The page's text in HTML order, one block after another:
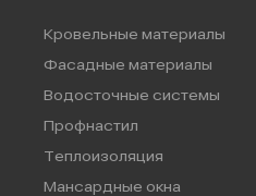
Кровельные материалы
Фасадные материалы
Водосточные системы
Профнастил
Теплоизоляция
Мансардные окна